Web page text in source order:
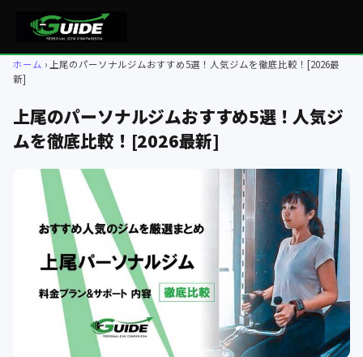
ホーム
上尾のパーソナルジムおすすめ5選！人気ジムを徹底比較！[2026最
新]
上尾のパーソナルジムおすすめ5選！人気ジ
ムを徹底比較！[2026最新]